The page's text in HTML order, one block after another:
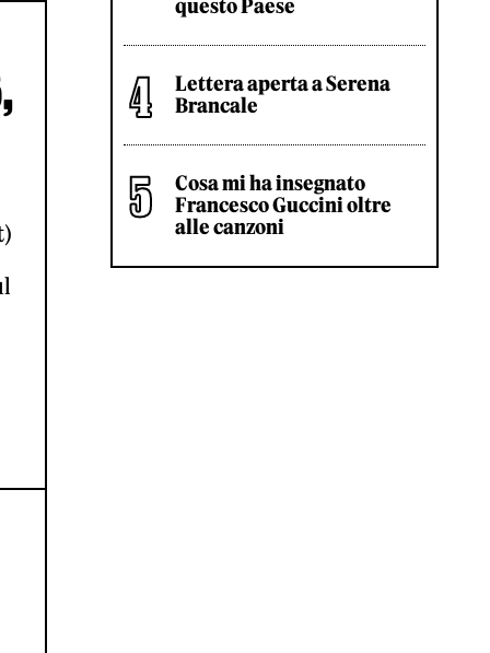
questo Paese
Lettera aperta a Serena
Brancale
Cosa mi ha insegnato
Francesco Guccini oltre
alle canzoni